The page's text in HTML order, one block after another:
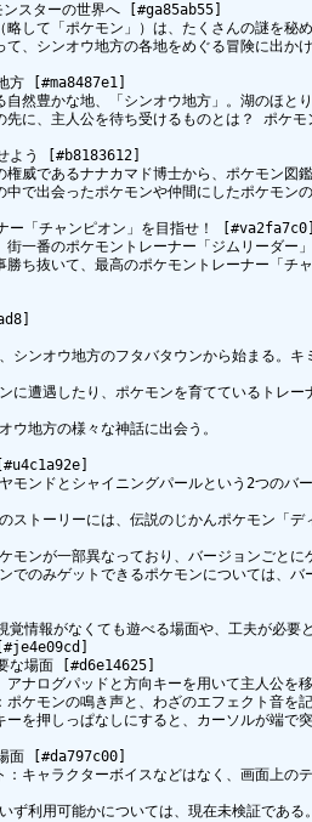
スターの世界へ [#ga85ab55]
略して「ポケモン」）は、たくさんの謎を
、シンオウ地方の各地をめぐる冒険に出か
方 [#ma8487e1]
然豊かな地、「シンオウ地方」。湖のほと
先に、主人公を待ち受けるものとは？ ポケ
よう [#b8183612]
権威であるナナカマド博士から、ポケモン
中で出会ったポケモンや仲間にしたポケモ
ー「チャンピオン」を目指せ！ [#va2fa7c0]
街一番のポケモントレーナー「ジムリーダ
ち抜いて、最高のポケモントレーナー「チ
シンオウ地方のフタバタウンから始まる。
に遭遇したり、ポケモンを育てているトレ
ウ地方の様々な神話に出会う。
モンドとシャイニングパールという2つのバ
ストーリーには、伝説のじかんポケモン「
モンが一部異なっており、バージョンごとに
でのみゲットできるポケモンについては、
情報がなくても遊べる場面や、工夫が必要
な場面 [#d6e14625]
ナログパッドと方向キーを用いて主人公を
ケモンの鳴き声と、わざのエフェクト音を
を押しっぱなしにすると、カーソルが端で
面 [#da797c00]
キャラクターボイスなどはなく、画面上の
ず利用可能かについては、現在未検証である。